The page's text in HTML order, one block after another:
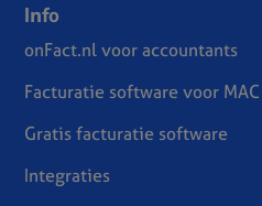
Info
onFact.nl voor accountants
Facturatie software voor MAC
Gratis facturatie software
Integraties